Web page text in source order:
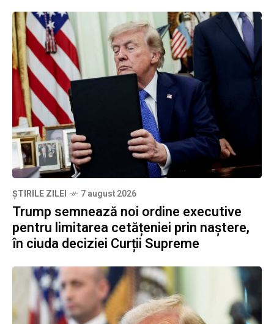
ȘTIRILE ZILEI 7 august 2026
Trump semnează noi ordine executive
pentru limitarea cetățeniei prin naștere,
în ciuda deciziei Curții Supreme